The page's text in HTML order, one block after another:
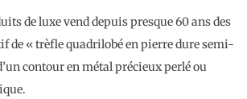
de luxe vend depuis presque 60 ans des
de « trèfle quadrilobé en pierre dure semi-
contour en métal précieux perlé ou